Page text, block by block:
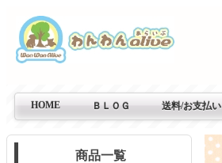
HOME ＢＬＯＧ 送料/お支払い
商品一覧